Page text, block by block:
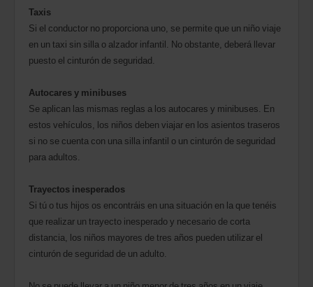
Taxis
Si el conductor no proporciona uno, se permite que un niño viaje
en un taxi sin silla o alzador infantil. No obstante, deberá llevar
puesto el cinturón de seguridad.
Autocares y minibuses
Se aplican las mismas reglas a los autocares y minibuses. En
estos vehículos, los niños deben viajar en los asientos traseros
si no se cuenta con una silla infantil o un cinturón de seguridad
para adultos.
Trayectos inesperados
Si tú o tus hijos os encontráis en una situación en la que tenéis
que realizar un trayecto inesperado y necesario de corta
distancia, los niños mayores de tres años pueden utilizar el
cinturón de seguridad de un adulto.